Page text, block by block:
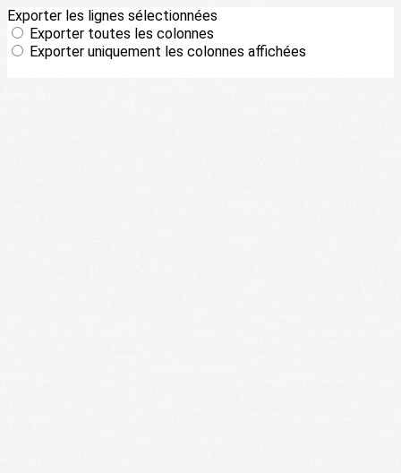
Exporter les lignes sélectionnées
Exporter toutes les colonnes
Exporter uniquement les colonnes affichées